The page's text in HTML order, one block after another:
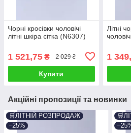
Чорні кросівки чоловічі
літні шкіра сітка (N6307)
1 521,75 ₴ 2 029 ₴
Купити
Літні
1
Акційні пропозиції та новинки
🛒ЛІТНІЙ РОЗПРОДАЖ
–25%